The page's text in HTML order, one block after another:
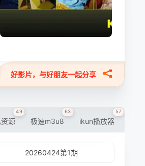
好影片，与好朋友一起分享
源
49
极速m3u8
63
ikun播放器
57
20260424第1期